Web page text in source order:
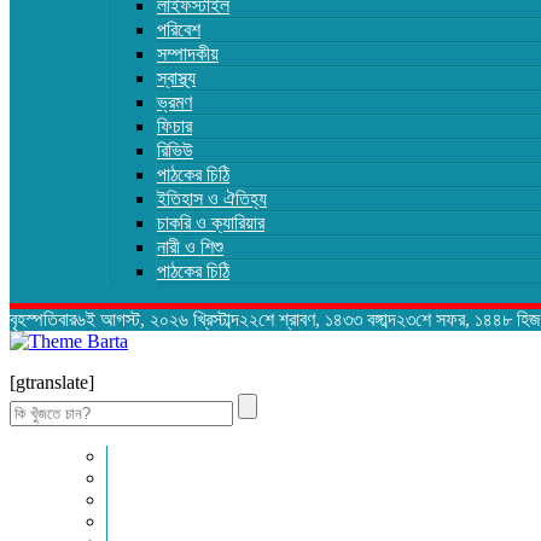
লাইফস্টাইল
পরিবেশ
সম্পাদকীয়
স্বাস্থ্য
ভ্রমণ
ফিচার
রিভিউ
পাঠকের চিঠি
ইতিহাস ও ঐতিহ্য
চাকরি ও ক্যারিয়ার
নারী ও শিশু
পাঠকের চিঠি
বৃহস্পতিবার৬ই আগস্ট, ২০২৬ খ্রিস্টাব্দ২২শে শ্রাবণ, ১৪৩৩ বঙ্গাব্দ২৩শে সফর, ১৪৪৮
[gtranslate]
Search
for: